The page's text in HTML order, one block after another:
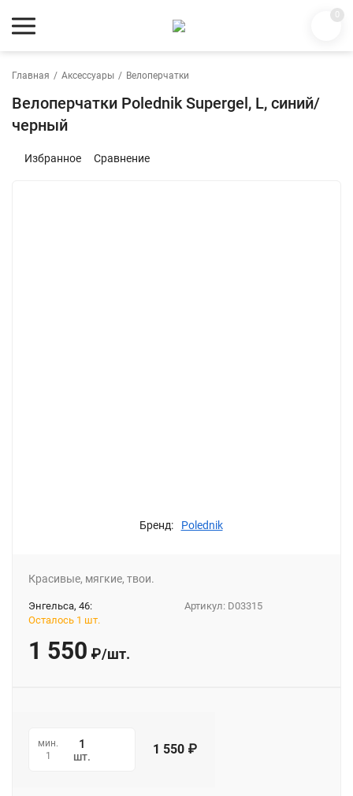
0
Главная / Аксессуары / Велоперчатки
Велоперчатки Polednik Supergel, L, синий/
черный
Избранное Сравнение
Бренд: Polednik
Красивые, мягкие, твои.
Артикул: D03315
Энгельса, 46:
Осталось 1 шт.
1 550 ₽/шт.
мин.
1
шт. 1 550 ₽